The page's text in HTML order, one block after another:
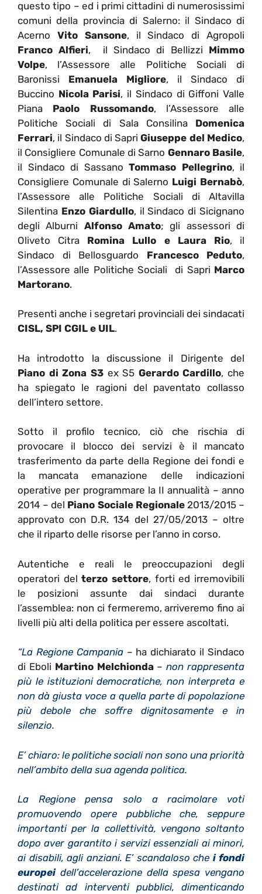
questo tipo – ed i primi cittadini di numerosissimi
comuni della provincia di Salerno: il Sindaco di
Acerno Vito Sansone, il Sindaco di Agropoli
Franco Alfieri, il Sindaco di Bellizzi Mimmo
Volpe, l’Assessore alle Politiche Sociali di
Baronissi Emanuela Migliore, il Sindaco di
Buccino Nicola Parisi, il Sindaco di Giffoni Valle
Piana Paolo Russomando, l’Assessore alle
Politiche Sociali di Sala Consilina Domenica
Ferrari, il Sindaco di SapriGiuseppe del Medico,
il Consigliere Comunale di Sarno Gennaro Basile,
il Sindaco di Sassano Tommaso Pellegrino, il
Consigliere Comunale di Salerno Luigi Bernabò,
l’Assessore alle Politiche Sociali di Altavilla
Silentina Enzo Giardullo, il Sindaco di Sicignano
degli Alburni Alfonso Amato; gli assessori di
Oliveto Citra Romina Lullo e Laura Rio, il
Sindaco di Bellosguardo Francesco Peduto,
l’Assessore alle Politiche Sociali di Sapri Marco
Martorano.
Presenti anche i segretari provinciali dei sindacati
CISL, SPI CGIL e UIL.
Ha introdotto la discussione il Dirigente del
Piano di Zona S3ex S5 Gerardo Cardillo, che
ha spiegato le ragioni del paventato collasso
dell’intero settore.
Sotto il profilo tecnico, ciò che rischia di
provocare il blocco dei servizi è il mancato
trasferimento da parte della Regione dei fondi e
la mancata emanazione delle indicazioni
operative per programmare la II annualità – anno
2014 – del Piano Sociale Regionale2013/2015 –
approvato con D.R. 134 del 27/05/2013 – oltre
che il riparto delle risorse per l’anno in corso.
Autentiche e reali le preoccupazioni degli
operatori delterzo settore, forti ed irremovibili
le posizioni assunte dai sindaci durante
l’assemblea: non ci fermeremo, arriveremo fino ai
livelli più alti della politica per essere ascoltati.
“La Regione Campania– ha dichiarato il Sindaco
di Eboli Martino Melchionda– non rappresenta
più le istituzioni democratiche, non interpreta e
non dà giusta voce a quella parte di popolazione
più debole che soffre dignitosamente e in
silenzio.
E’ chiaro: le politiche sociali non sono una priorità
nell’ambito della sua agenda politica.
La Regione pensa solo a racimolare voti
promuovendo opere pubbliche che, seppure
importanti per la collettività, vengono soltanto
dopo aver garantito i servizi essenziali ai minori,
ai disabili, agli anziani. E’ scandaloso che i fondi
europeidell’accelerazione della spesa vengano
destinati ad interventi pubblici, dimenticando